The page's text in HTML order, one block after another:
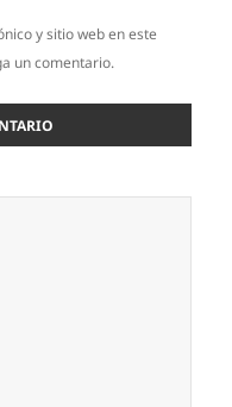
y sitio web en este
un comentario.